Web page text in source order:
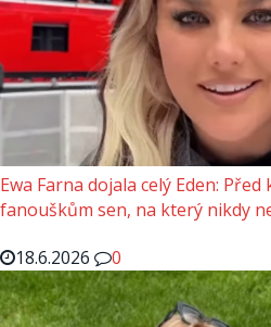
Ewa Farna dojala celý Eden:
fanouškům sen, na který nikdy
18.6.2026
0